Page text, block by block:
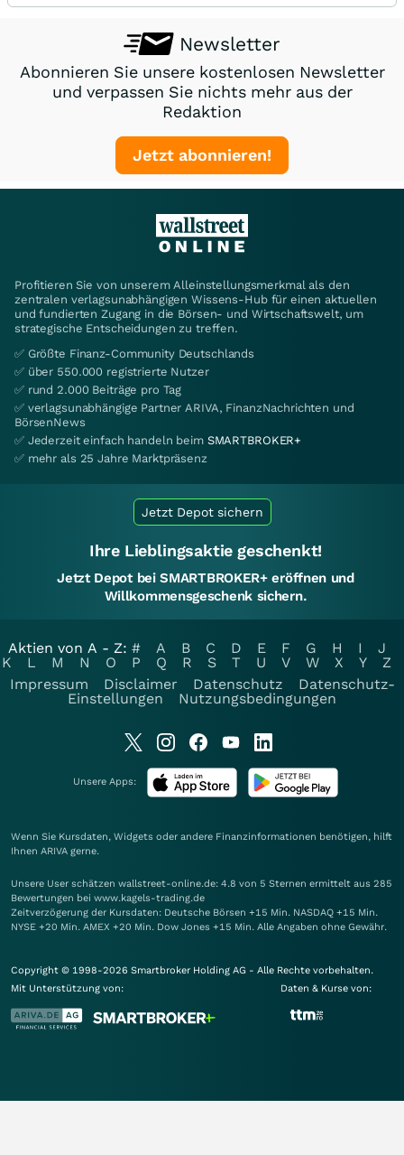
Newsletter
Abonnieren Sie unsere kostenlosen Newsletter
und verpassen Sie nichts mehr aus der
Redaktion
Jetzt abonnieren!
Profitieren Sie von unserem Alleinstellungsmerkmal als den
zentralen verlagsunabhängigen Wissens-Hub für einen aktuellen
und fundierten Zugang in die Börsen- und Wirtschaftswelt, um
strategische Entscheidungen zu treffen.
✅ Größte Finanz-Community Deutschlands
✅ über 550.000 registrierte Nutzer
✅ rund 2.000 Beiträge pro Tag
✅ verlagsunabhängige Partner ARIVA, FinanzNachrichten und
BörsenNews
✅ Jederzeit einfach handeln beim SMARTBROKER+
✅ mehr als 25 Jahre Marktpräsenz
Jetzt Depot sichern
Ihre Lieblingsaktie geschenkt!
Jetzt Depot bei SMARTBROKER+ eröffnen und
Willkommensgeschenk sichern.
Aktien von A - Z: # A B C D E F G H I
J
K
L M N O P Q R S T U V W X Y
Z
Impressum
Disclaimer Datenschutz
Datenschutz-
Einstellungen
Nutzungsbedingungen
Unsere Apps:
Wenn Sie Kursdaten, Widgets oder andere Finanzinformationen benötigen, hilft
Ihnen ARIVA gerne.
Unsere User schätzen wallstreet-online.de: 4.8 von 5 Sternen ermittelt aus 285
Bewertungen bei www.kagels-trading.de
Zeitverzögerung der Kursdaten: Deutsche Börsen +15 Min. NASDAQ +15 Min.
NYSE +20 Min. AMEX +20 Min. Dow Jones +15 Min. Alle Angaben ohne Gewähr.
Copyright © 1998-2026 Smartbroker Holding AG - Alle Rechte vorbehalten.
Mit Unterstützung von:
Daten & Kurse von: